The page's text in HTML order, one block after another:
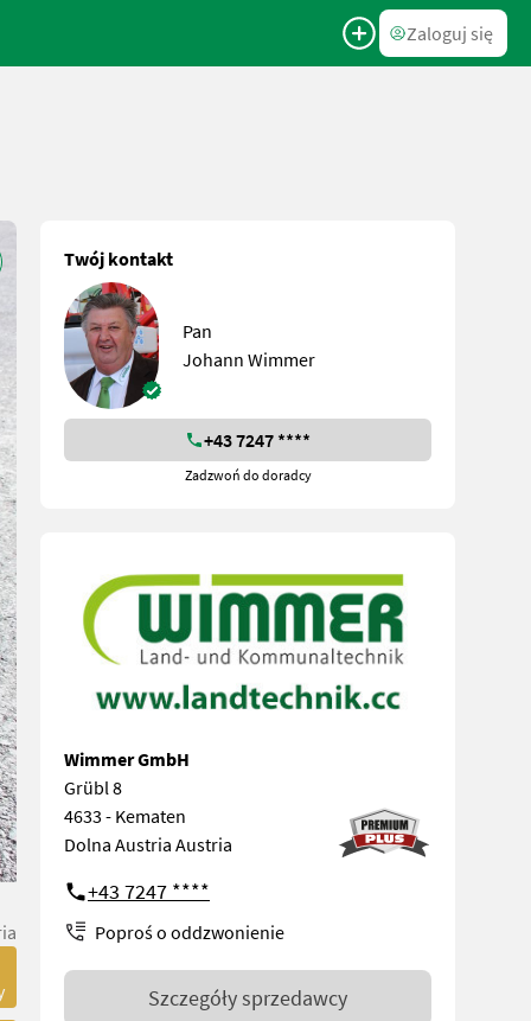
Zaloguj się
Twój kontakt
Pan
Johann Wimmer
+43 7247 ****
Zadzwoń do doradcy
Wimmer GmbH
Grübl 8
4633 - Kematen
Dolna Austria Austria
+43 7247 ****
Poproś o oddzwonienie
Szczegóły sprzedawcy